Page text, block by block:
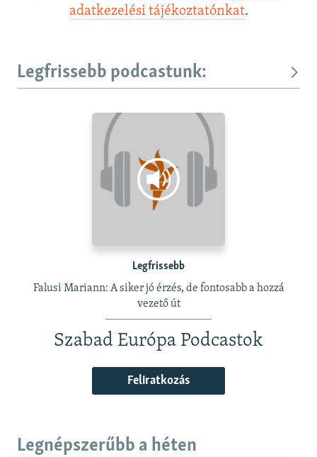
adatkezelési tájékoztatónkat.
Legfrissebb podcastunk:
Legfrissebb
Falusi Mariann: A siker jó érzés, de fontosabb a hozzá
vezető út
Szabad Európa Podcastok
Feliratkozás
Legnépszerűbb a héten